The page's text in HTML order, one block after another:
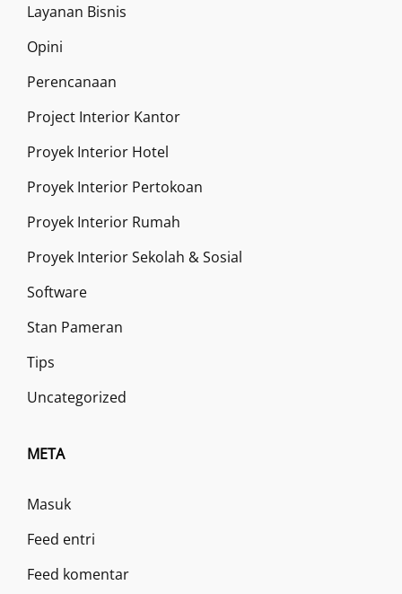
Layanan Bisnis
Opini
Perencanaan
Project Interior Kantor
Proyek Interior Hotel
Proyek Interior Pertokoan
Proyek Interior Rumah
Proyek Interior Sekolah & Sosial
Software
Stan Pameran
Tips
Uncategorized
META
Masuk
Feed entri
Feed komentar